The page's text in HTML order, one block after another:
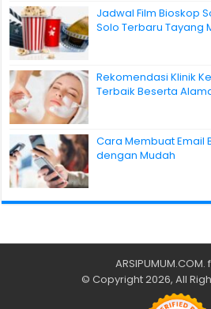
Jadwal Film Bioskop
Solo Terbaru Tayang
Rekomendasi Klinik
Terbaik Beserta
Cara Membuat Email
dengan Mudah
ARSIPUMUM.COM.
© Copyright 2026, All